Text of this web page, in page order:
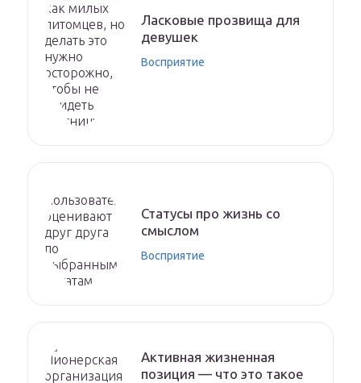
Ласковые прозвища для
девушек
Восприятие
Статусы про жизнь со
смыслом
Восприятие
Активная жизненная
позиция — что это такое